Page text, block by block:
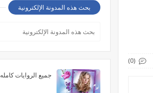
(0)
بحث هذه المدونة الإلكترونية
جميع الروايات كامله